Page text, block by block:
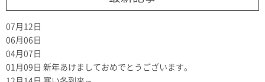
07月12日
06月06日
04月07日
01月09日 新年あけましておめでとうございます。